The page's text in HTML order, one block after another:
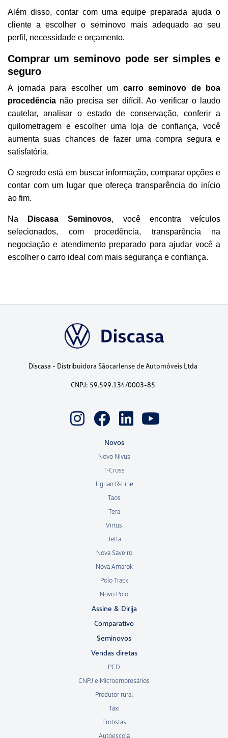
Além disso, contar com uma equipe preparada ajuda o
cliente a escolher o seminovo mais adequado ao seu
perfil, necessidade e orçamento.
Comprar um seminovo pode ser simples e
seguro
A jornada para escolher um carro seminovo de boa
procedência não precisa ser difícil. Ao verificar o laudo
cautelar, analisar o estado de conservação, conferir a
quilometragem e escolher uma loja de confiança, você
aumenta suas chances de fazer uma compra segura e
satisfatória.
O segredo está em buscar informação, comparar opções e
contar com um lugar que ofereça transparência do início
ao fim.
Na Discasa Seminovos, você encontra veículos
selecionados, com procedência, transparência na
negociação e atendimento preparado para ajudar você a
escolher o carro ideal com mais segurança e confiança.
Discasa - Distribuidora Sãocarlense de Automóveis Ltda
CNPJ: 59.599.134/0003-85
Novos
Novo Nivus
T-Cross
Tiguan R-Line
Taos
Tera
Virtus
Jetta
Nova Saveiro
Nova Amarok
Polo Track
Novo Polo
Assine & Dirija
Comparativo
Seminovos
Vendas diretas
PCD
CNPJ e Microempresários
Produtor rural
Táxi
Frotistas
Autoescola